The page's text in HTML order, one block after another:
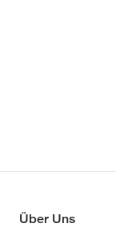
Über Uns